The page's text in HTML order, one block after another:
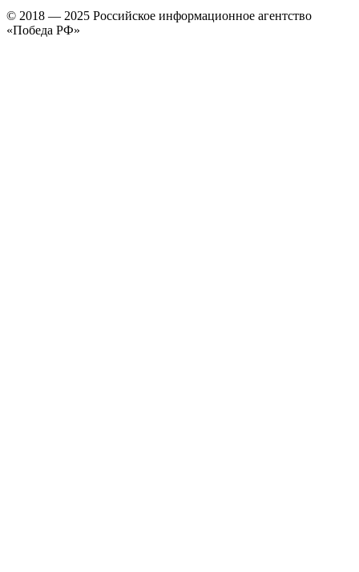
© 2018 — 2025 Российское информационное агентство
«Победа РФ»